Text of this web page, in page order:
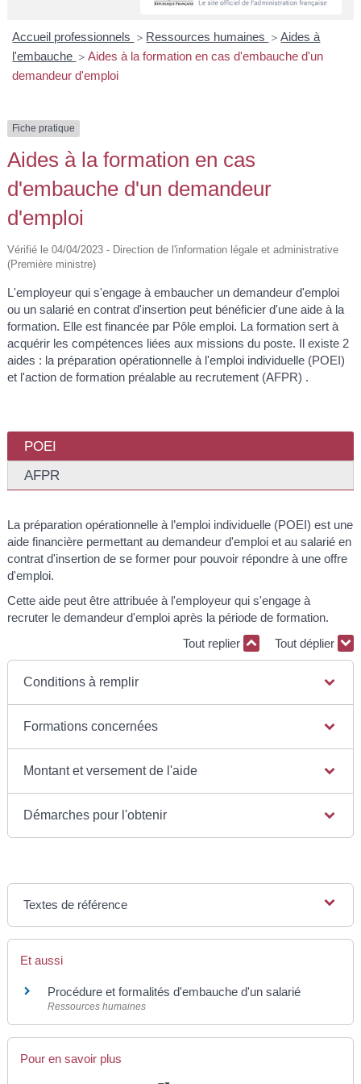
E
Accueil professionnels > Ressources humaines > Aides à
l'embauche > Aides à la formation en cas d'embauche d'un
demandeur d'emploi
Fiche pratique
Aides à la formation en cas
d'embauche d'un demandeur
d'emploi
Vérifié le 04/04/2023 - Direction de l'information légale et administrative
(Première ministre)
L'employeur qui s'engage à embaucher un demandeur d'emploi
ou un salarié en contrat d'insertion peut bénéficier d'une aide à la
formation. Elle est financée par Pôle emploi. La formation sert à
acquérir les compétences liées aux missions du poste. Il existe 2
aides : la préparation opérationnelle à l'emploi individuelle (POEI)
et l'action de formation préalable au recrutement (AFPR) .
POEI
AFPR
La préparation opérationnelle à l’emploi individuelle (POEI) est une
aide financière permettant au demandeur d'emploi et au salarié en
contrat d'insertion de se former pour pouvoir répondre à une offre
d'emploi.
Cette aide peut être attribuée à l'employeur qui s'engage à
recruter le demandeur d'emploi après la période de formation.
Tout replier
Tout déplier
Conditions à remplir
Formations concernées
Montant et versement de l'aide
Démarches pour l'obtenir
Textes de référence
Et aussi
Procédure et formalités d'embauche d'un salarié
Ressources humaines
Pour en savoir plus